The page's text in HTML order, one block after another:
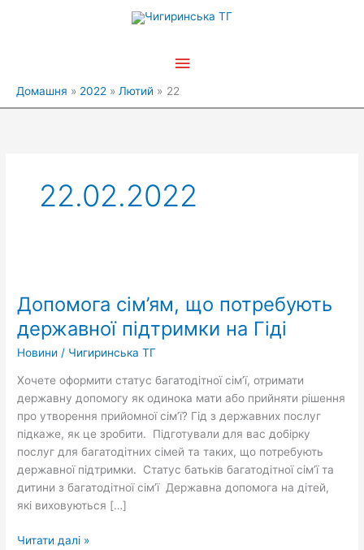
Головне
Домашня 2022 Лютий 22
22.02.2022
Допомога сім’ям, що потребують
державної підтримки на Гіді
Новини / Чигиринська ТГ
Хочете оформити статус багатодітної сім’ї, отримати
державну допомогу як одинока мати або прийняти рішення
про утворення прийомної сім’ї? Гід з державних послуг
підкаже, як це зробити. Підготували для вас добірку
послуг для багатодітних сімей та таких, що потребують
державної підтримки. Статус батьків багатодітної сім’ї та
дитини з багатодітної сім’ї Державна допомога на дітей,
які виховуються […]
що
потребують
державної
підтримки
на
Читати далі »